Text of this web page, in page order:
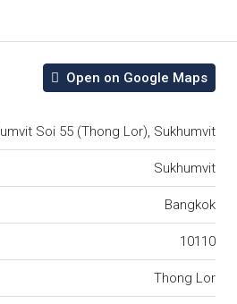
Open on Google Maps
Soi 55 (Thong Lor), Sukhumvit
Sukhumvit
Bangkok
10110
Thong Lor